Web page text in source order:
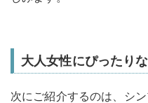
大人女性にぴったり
次にご紹介するのは、シ